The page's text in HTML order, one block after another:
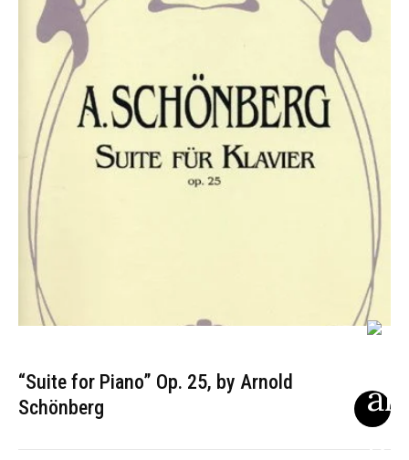
“Suite for Piano” Op. 25, by Arnold
Schönberg